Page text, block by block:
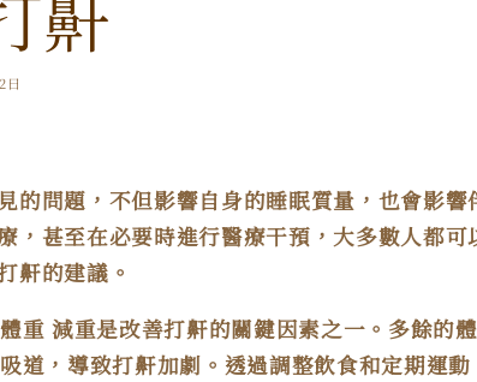
日
的問題，不但影響自身的睡眠質量，也會影
，甚至在必要時進行醫療干預，大多數人都
鼾的建議。
重 減重是改善打鼾的關鍵因素之一。多餘的
道，導致打鼾加劇。透過調整飲食和定期運